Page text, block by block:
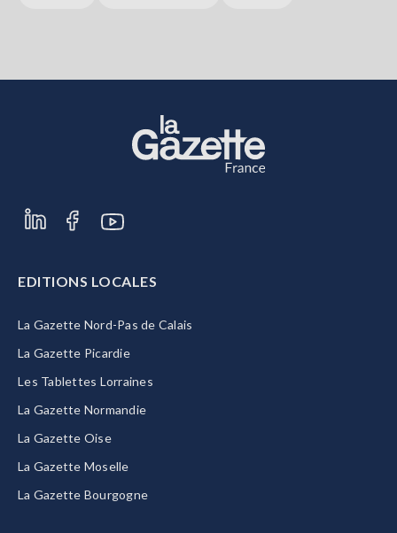
EDITIONS LOCALES
La Gazette Nord-Pas de Calais
La Gazette Picardie
Les Tablettes Lorraines
La Gazette Normandie
La Gazette Oise
La Gazette Moselle
La Gazette Bourgogne